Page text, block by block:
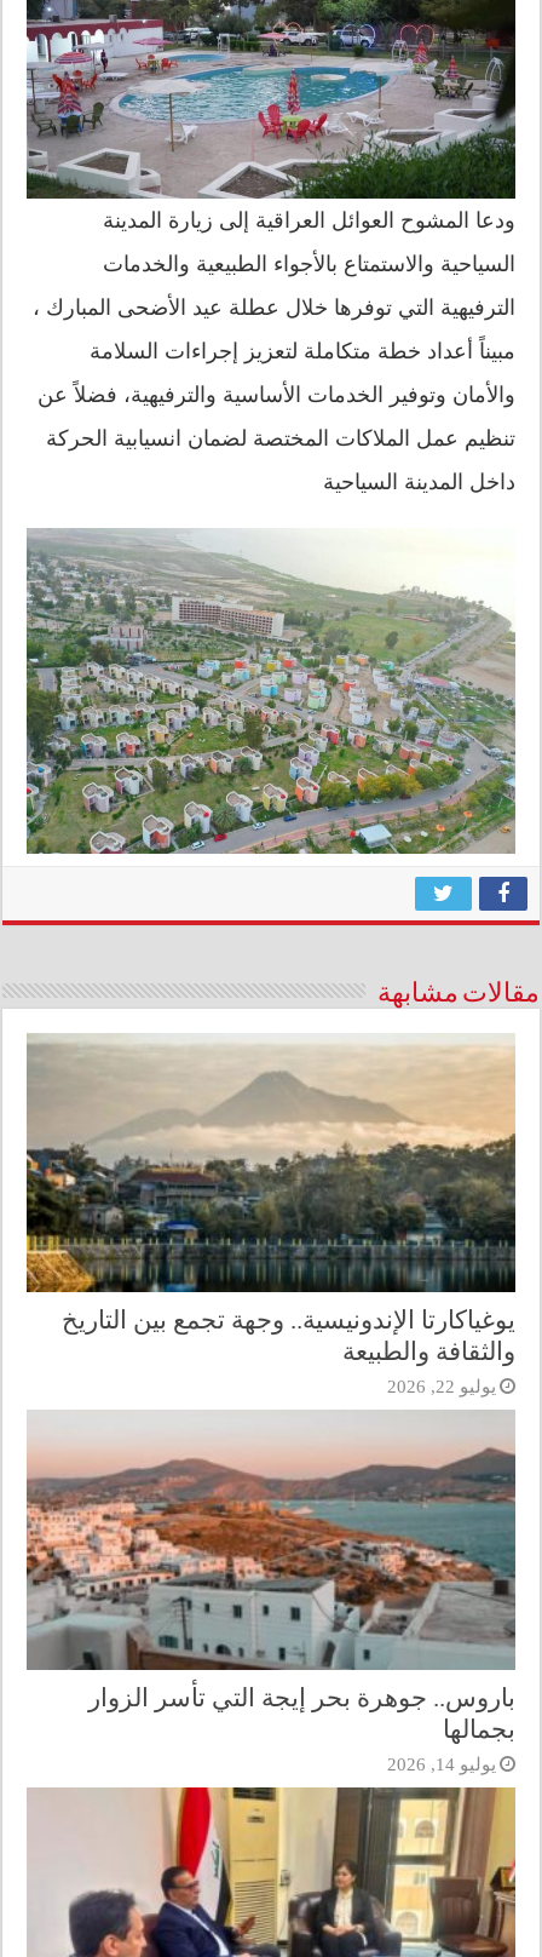
ودعا المشوح العوائل العراقية إلى زيارة المدينة
السياحية والاستمتاع بالأجواء الطبيعية والخدمات
الترفيهية التي توفرها خلال عطلة عيد الأضحى المبارك ،
مبيناً أعداد خطة متكاملة لتعزيز إجراءات السلامة
والأمان وتوفير الخدمات الأساسية والترفيهية، فضلاً عن
تنظيم عمل الملاكات المختصة لضمان انسيابية الحركة
داخل المدينة السياحية
مقالات مشابهة
يوغياكارتا الإندونيسية.. وجهة تجمع بين التاريخ
والثقافة والطبيعة
يوليو 22, 2026
باروس.. جوهرة بحر إيجة التي تأسر الزوار
بجمالها
يوليو 14, 2026